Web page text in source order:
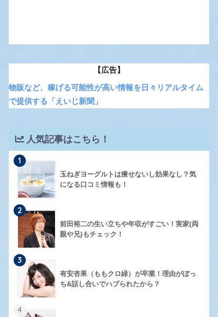
【広告】
物販など、稼げる可能性が高い情報を日々リアルタイム
で提供する「えいじ新聞」
人気記事はこちら！
1
玉ねぎヨーグルトは痩せないし効果なし？気
になる口コミ情報も！
2
前田裕二の生い立ちや年収がすごい！実家(両
親や兄)もチェック！
3
有安杏果（ももクロ緑）が卒業！理由がぼっ
ち&話し合いでハブられたから？
4